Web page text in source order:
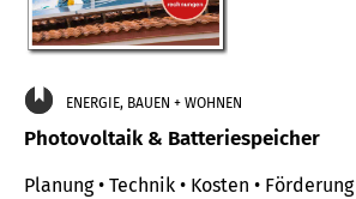
ENERGIE, BAUEN + WOHNEN
Photovoltaik & Batteriespeicher
Planung • Technik • Kosten • Förderung